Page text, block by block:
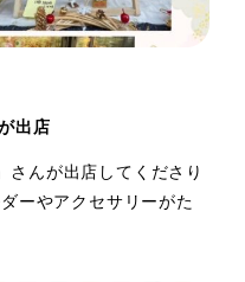
出店
んが出店してくださり
ーやアクセサリーがた